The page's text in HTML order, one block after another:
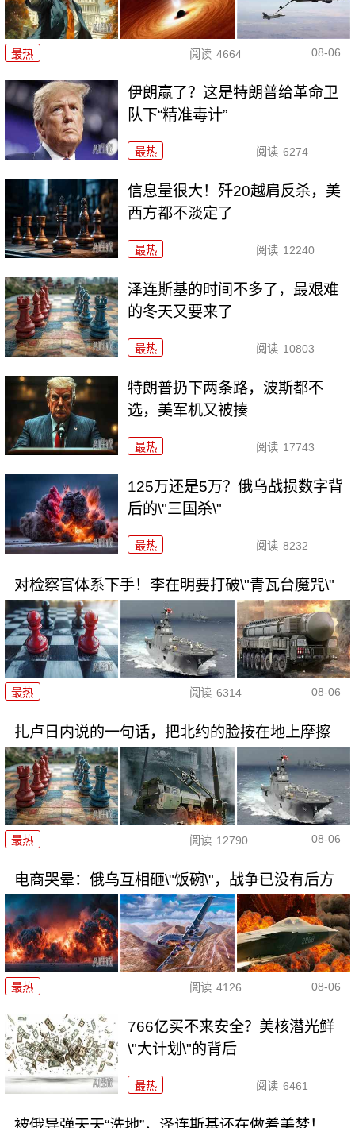
最热 阅读 4664 08-06
伊朗赢了？这是特朗普给革命卫
队下“精准毒计”
最热 阅读 6274
信息量很大！歼20越肩反杀，美
西方都不淡定了
最热 阅读 12240
泽连斯基的时间不多了，最艰难
的冬天又要来了
最热 阅读 10803
特朗普扔下两条路，波斯都不
选，美军机又被揍
最热 阅读 17743
125万还是5万？俄乌战损数字背
后的\"三国杀\"
最热 阅读 8232
对检察官体系下手！李在明要打破\"青瓦台魔咒\"
最热 阅读 6314 08-06
扎卢日内说的一句话，把北约的脸按在地上摩擦
最热 阅读 12790 08-06
电商哭晕：俄乌互相砸\"饭碗\"，战争已没有后方
最热 阅读 4126 08-06
766亿买不来安全？美核潜光鲜
\"大计划\"的背后
最热 阅读 6461